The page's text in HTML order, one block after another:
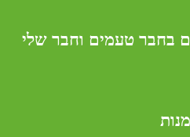
בחבר טעמים וחבר שלי